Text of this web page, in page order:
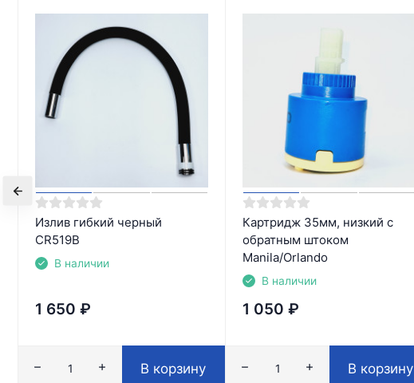
Излив гибкий черный
CR519B
В наличии
1 650 ₽
В корзину
Картридж 35мм, низкий с
обратным штоком
Manila/Orlando
В наличии
1 050 ₽
В корзину